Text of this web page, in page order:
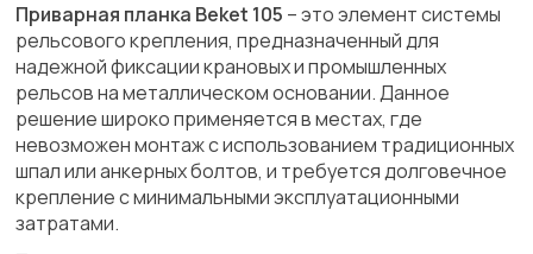
Приварная планка Beket 105 – это элемент системы
рельсового крепления, предназначенный для
надежной фиксации крановых и промышленных
рельсов на металлическом основании. Данное
решение широко применяется в местах, где
невозможен монтаж с использованием традиционных
шпал или анкерных болтов, и требуется долговечное
крепление с минимальными эксплуатационными
затратами.